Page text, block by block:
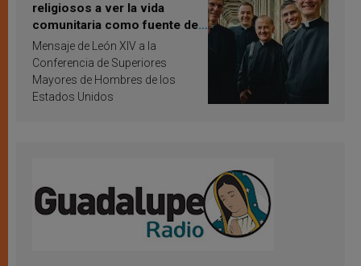
religiosos a ver la vida
comunitaria como fuente de
inspiración y santificación
Mensaje de León XIV a la
Conferencia de Superiores
Mayores de Hombres de los
Estados Unidos